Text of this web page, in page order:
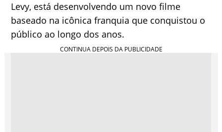
Levy, está desenvolvendo um novo filme
baseado na icônica franquia que conquistou o
público ao longo dos anos.